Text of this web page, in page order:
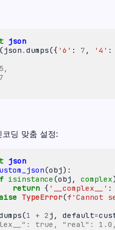
json
(json . dumps({ '6' : 7 , '4' :
딩 맞춤 설정:
json
(obj):
isinstance (obj , complex
return { '__complex__' :
TypeError(f 'Cannot
(1 + 2 j , default=
true, "real":